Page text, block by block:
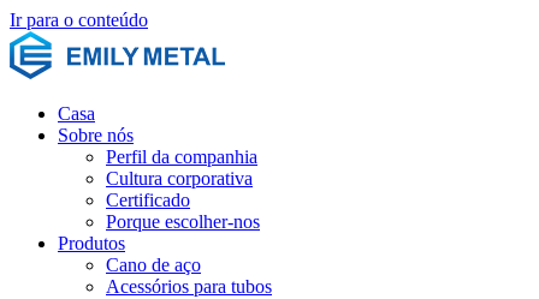
Ir para o conteúdo
Casa
Sobre nós
Perfil da companhia
Cultura corporativa
Certificado
Porque escolher-nos
Produtos
Cano de aço
Acessórios para tubos